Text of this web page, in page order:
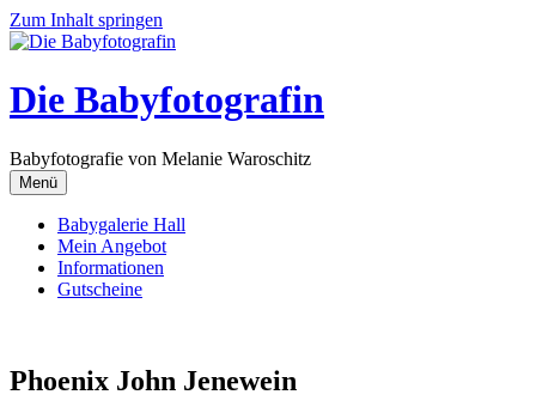
Zum Inhalt springen
Die Babyfotografin
Babyfotografie von Melanie Waroschitz
Menü
Babygalerie Hall
Mein Angebot
Informationen
Gutscheine
Phoenix John Jenewein